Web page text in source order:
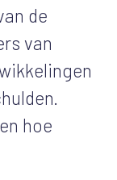
de
van
.
hoe